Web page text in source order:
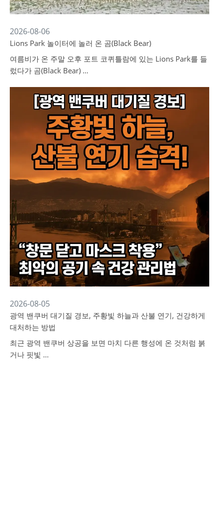
2026-08-06
Lions Park 놀이터에 놀러 온 곰(Black Bear)
여름비가 온 주말 오후 포트 코퀴틀람에 있는 Lions Park를 들
렀다가 곰(Black Bear) …
2026-08-05
광역 밴쿠버 대기질 경보, 주황빛 하늘과 산불 연기, 건강하게
대처하는 방법
최근 광역 밴쿠버 상공을 보면 마치 다른 행성에 온 것처럼 붉
거나 핏빛 …